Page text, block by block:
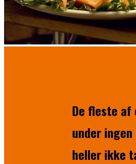
De fleste
under
heller ikke